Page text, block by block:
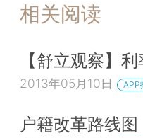
相关阅读
【舒立观察】
2013年05月10日 APP
户籍改革路线图